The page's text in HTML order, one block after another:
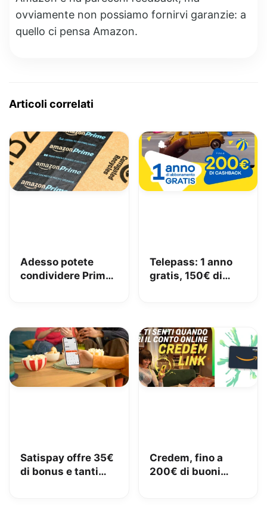
ovviamente non possiamo fornirvi garanzie: a
quello ci pensa Amazon.
Articoli correlati
Adesso potete
condividere Prime
Telepass: 1 anno
gratis, 150€ di
Satispay offre 35€
di bonus e tanti
Credem, fino a
200€ di buoni